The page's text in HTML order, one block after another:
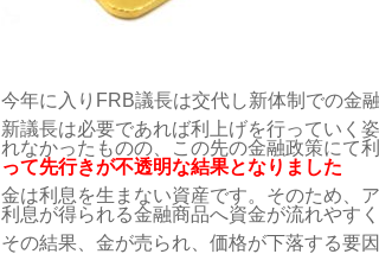
今年に入りFRB議長は交代し新体制での金
新議長は必要であれば利上げを行っていく
れなかったものの、この先の金融政策にて
って先行きが不透明な結果となりました
金は利息を生まない資産です。そのため、
利息が得られる金融商品へ資金が流れやすく
その結果、金が売られ、価格が下落する要因